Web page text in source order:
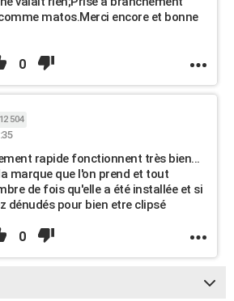
matos.Merci encore et bonne
0
12 504
rapide fonctionnent très bien...
marque que l'on prend et tout
de fois qu'elle a été installée et si
dénudés pour bien etre clipsé
0